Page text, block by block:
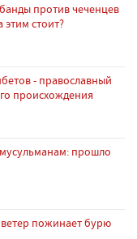
против чеченцев
этим стоит?
- православный
происхождения
прошло
пожинает бурю